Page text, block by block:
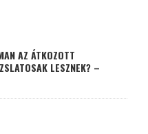
AZ ÁTKOZOTT
LESZNEK? –